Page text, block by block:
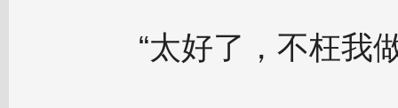
“太好了，不枉我